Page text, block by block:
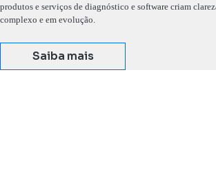
produtos e serviços de diagnóstico e software criam
complexo e em evolução.
Saiba mais